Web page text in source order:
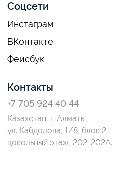
Соцсети
Инстаграм
ВКонтакте
Фейсбук
Контакты
+7 705 924 40 44
Казахстан, г. Алматы,
ул. Кабдолова, 1/8, блок 2,
цокольный этаж, 202; 202А.